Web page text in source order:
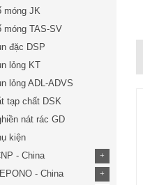
móng JK
móng TAS-SV
đặc DSP
lỏng KT
lỏng ADL-ADVS
tạp chất DSK
nát rác GD
kiện
- China
+
- China +